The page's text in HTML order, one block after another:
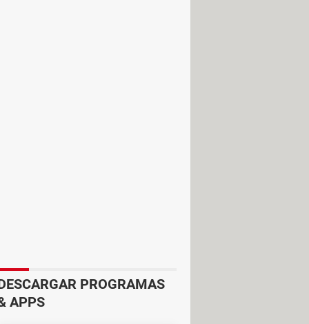
contacto con el operador
Internet, puedes hacerlo
PROGRAMAS
APPS